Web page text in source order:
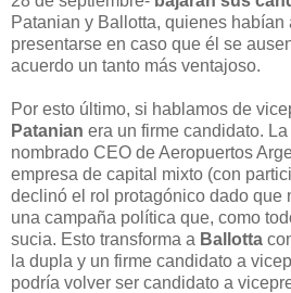
Patanian y Ballotta, quienes
presentarse en caso que él se
acuerdo un tanto más ventajoso.
Por esto último, si hablamos de
Patanian era un firme candidato.
nombrado CEO de Aeropuertos
empresa de capital mixto (con
declinó el rol protagónico dado que
una campaña política que, como
sucia. Esto transforma a Ballotta
la dupla y un firme candidato a
podría volver ser candidato a